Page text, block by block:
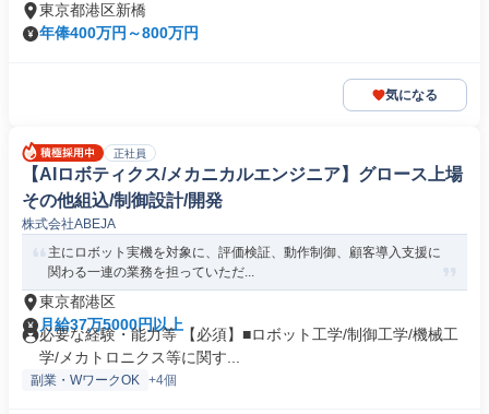
東京都港区新橋
年俸400万円～800万円
気になる
正社員
【AIロボティクス/メカニカルエンジニア】グロース上場
その他組込/制御設計/開発
株式会社ABEJA
主にロボット実機を対象に、評価検証、動作制御、顧客導入支援に
関わる一連の業務を担っていただ...
東京都港区
月給37万5000円以上
必要な経験・能力等 【必須】■ロボット工学/制御工学/機械工
学/メカトロニクス等に関す...
副業・WワークOK +4個